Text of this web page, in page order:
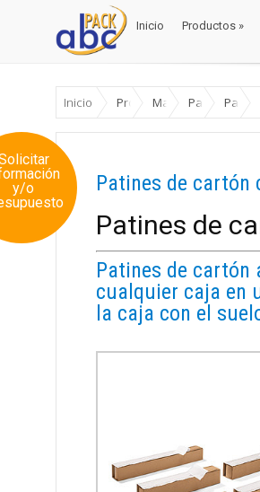
Inicio Productos »
Inicio ProductosMateriales Envase
Palets
y/o
Patines de cartón
Patines de
Patines de cartón
cualquier caja en
la caja con el